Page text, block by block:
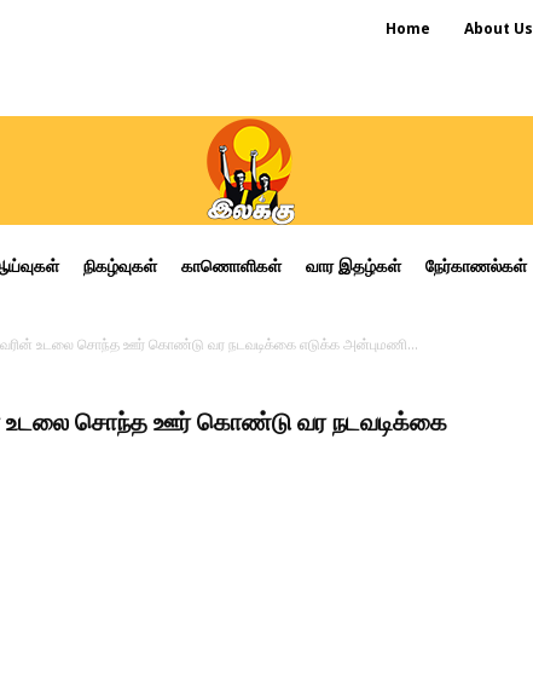
Home About Us
நிகழ்வுகள் காணொளிகள் வார இதழ்கள் நேர்காணல்கள்
உடலை சொந்த ஊர் கொண்டு வர நடவடிக்கை எடுக்க அன்புமணி...
உடலை சொந்த ஊர் கொண்டு வர நடவடிக்கை